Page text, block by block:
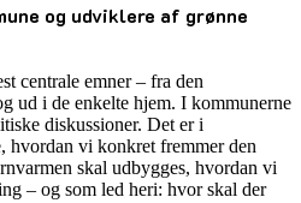
og udviklere af grønne
centrale emner – fra den
ud i de enkelte hjem. I kommunerne
diskussioner. Det er i
hvordan vi konkret fremmer den
skal udbygges, hvordan vi
– og som led heri: hvor skal der